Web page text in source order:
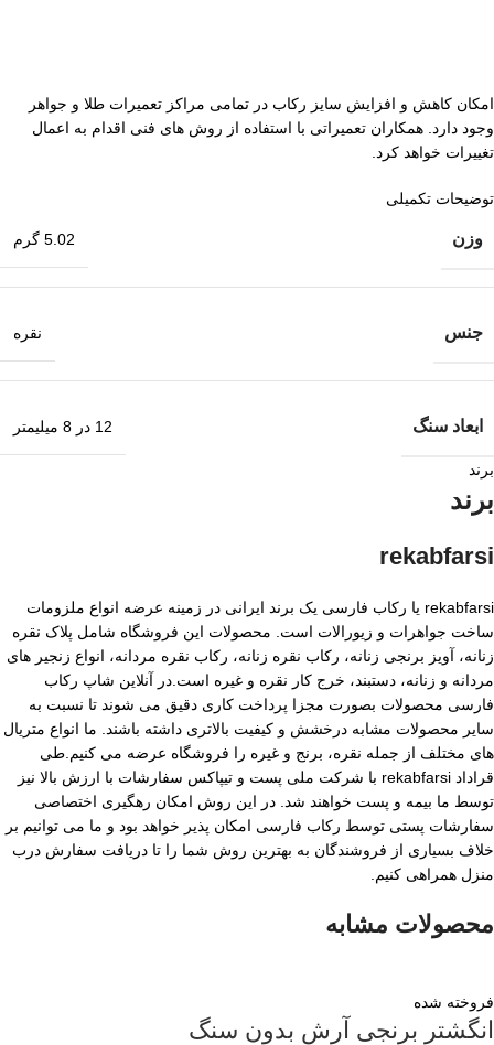
امکان کاهش و افزایش سایز رکاب در تمامی مراکز تعمیرات طلا و جواهر
وجود دارد. همکاران تعمیراتی با استفاده از روش های فنی اقدام به اعمال
تغییرات خواهد کرد.
توضیحات تکمیلی
وزن 5.02 گرم
جنس نقره
ابعاد سنگ 12 در 8 میلیمتر
برند
برند
rekabfarsi
rekabfarsi یا رکاب فارسی یک برند ایرانی در زمینه عرضه انواع ملزومات
ساخت جواهرات و زیورالات است. محصولات این فروشگاه شامل پلاک نقره
زنانه، آویز برنجی زنانه، رکاب نقره زنانه، رکاب نقره مردانه، انواع زنجیر های
مردانه و زنانه، دستبند، خرج کار نقره و غیره است.در آنلاین شاپ رکاب
فارسی محصولات بصورت مجزا پرداخت کاری دقیق می شوند تا نسبت به
سایر محصولات مشابه درخشش و کیفیت بالاتری داشته باشند. ما انواع متریال
های مختلف از جمله نقره، برنج و غیره را فروشگاه عرضه می کنیم.طی
قراداد rekabfarsi با شرکت ملی پست و تیپاکس سفارشات با ارزش بالا نیز
توسط ما بیمه و پست خواهند شد. در این روش امکان رهگیری اختصاصی
سفارشات پستی توسط رکاب فارسی امکان پذیر خواهد بود و ما می توانیم بر
خلاف بسیاری از فروشندگان به بهترین روش شما را تا دریافت سفارش درب
منزل همراهی کنیم.
محصولات مشابه
فروخته شده
انگشتر برنجی آرش بدون سنگ